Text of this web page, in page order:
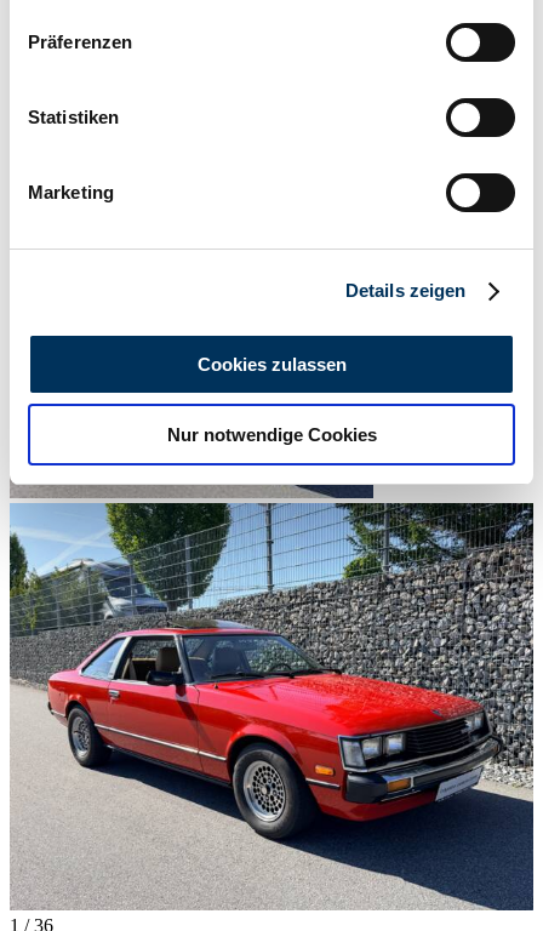
Informationen über Ihre geografische Lage
können
bestimmten Merkmalen (Fingerprinting) identifizieren
Erfahren Sie mehr darüber, wie Ihre persönlichen Daten
analysieren. Außerdem geben wir Informationen zu Ihrer
Verwendung unserer Website an unsere Partner für
soziale Medien, Werbung und Analysen weiter. Unsere
Partner führen diese Informationen möglicherweise mit
weiteren Daten zusammen, die Sie ihnen bereitgestellt
haben oder die sie im Rahmen Ihrer Nutzung der Dienste
gesammelt haben.Datenschutzerklärung
Präferenzen
Statistiken
Marketing
Details zeigen
Cookies zulassen
Nur notwendige Cookies
1 /36